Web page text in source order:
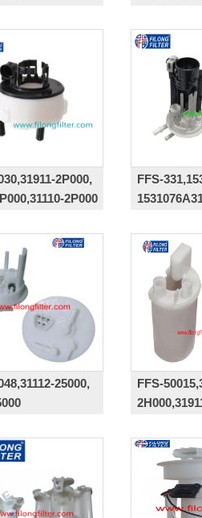
2P000,
2P000
FFS-
25000,
FFS-